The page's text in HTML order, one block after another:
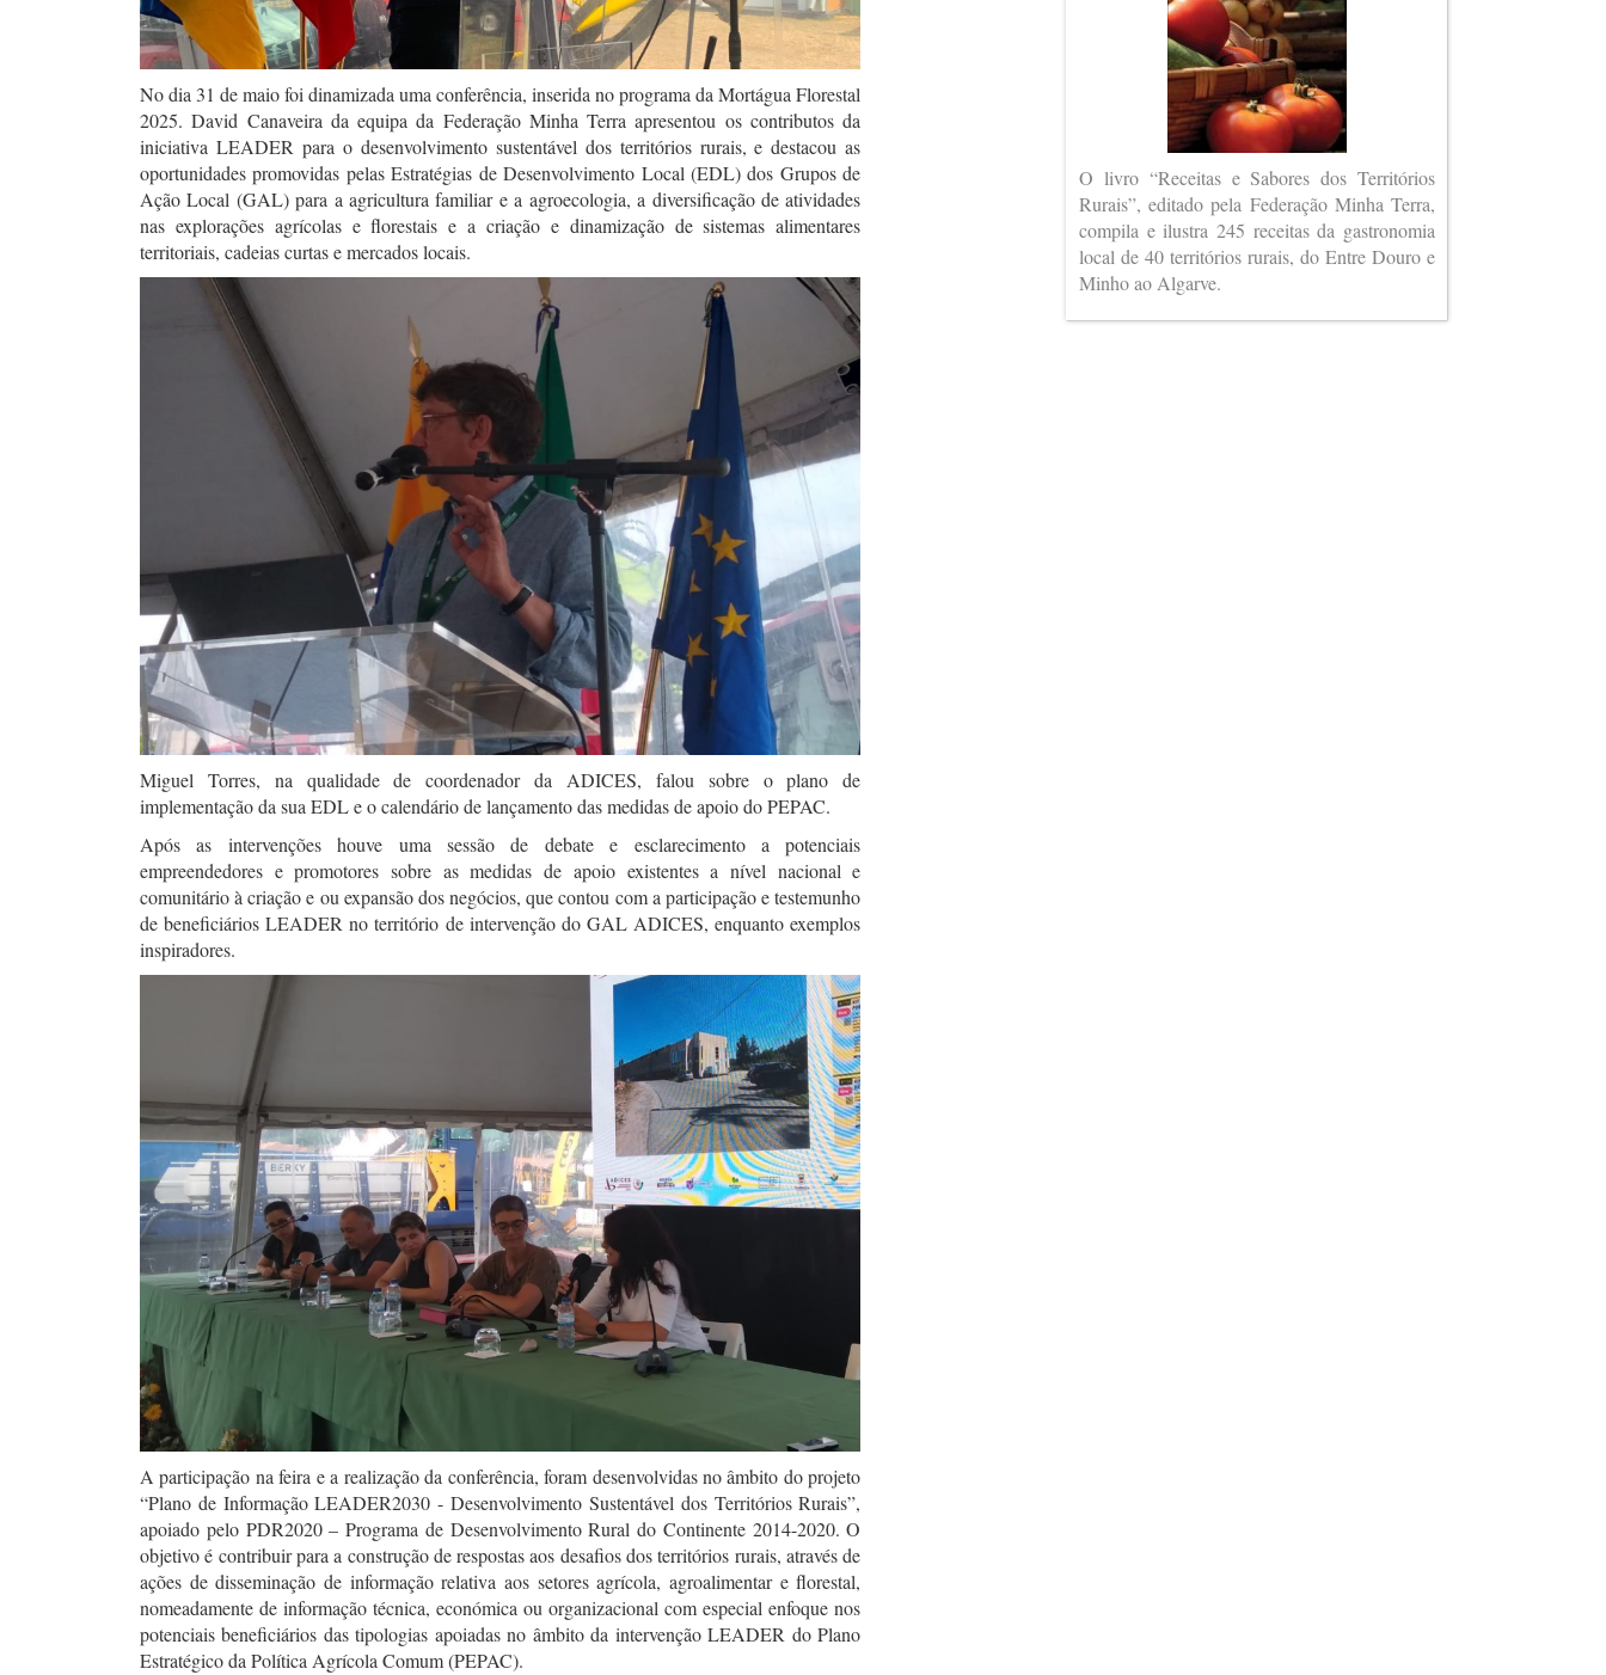
No dia 31 de maio foi dinamizada uma conferência, inserida no programa da Mortágua Florestal
2025. David Canaveira da equipa da Federação Minha Terra apresentou os contributos da
iniciativa LEADER para o desenvolvimento sustentável dos territórios rurais, e destacou as
oportunidades promovidas pelas Estratégias de Desenvolvimento Local (EDL) dos Grupos de
Ação Local (GAL) para a agricultura familiar e a agroecologia, a diversificação de atividades
nas explorações agrícolas e florestais e a criação e dinamização de sistemas alimentares
territoriais, cadeias curtas e mercados locais.
Miguel Torres, na qualidade de coordenador da ADICES, falou sobre o plano de
implementação da sua EDL e o calendário de lançamento das medidas de apoio do PEPAC.
Após as intervenções houve uma sessão de debate e esclarecimento a potenciais
empreendedores e promotores sobre as medidas de apoio existentes a nível nacional e
comunitário à criação e ou expansão dos negócios, que contou com a participação e testemunho
de beneficiários LEADER no território de intervenção do GAL ADICES, enquanto exemplos
inspiradores.
A participação na feira e a realização da conferência, foram desenvolvidas no âmbito do projeto
“Plano de Informação LEADER2030 - Desenvolvimento Sustentável dos Territórios Rurais”,
apoiado pelo PDR2020 – Programa de Desenvolvimento Rural do Continente 2014-2020. O
objetivo é contribuir para a construção de respostas aos desafios dos territórios rurais, através de
ações de disseminação de informação relativa aos setores agrícola, agroalimentar e florestal,
nomeadamente de informação técnica, económica ou organizacional com especial enfoque nos
potenciais beneficiários das tipologias apoiadas no âmbito da intervenção LEADER do Plano
Estratégico da Política Agrícola Comum (PEPAC).
O livro “Receitas e Sabores dos Territórios
Rurais”, editado pela Federação Minha Terra,
compila e ilustra 245 receitas da gastronomia
local de 40 territórios rurais, do Entre Douro e
Minho ao Algarve.